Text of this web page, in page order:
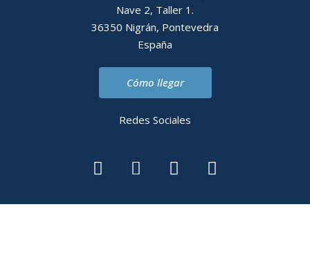
Nave 2, Taller 1.
36350 Nigrán, Pontevedra
España
Cómo llegar
Redes Sociales